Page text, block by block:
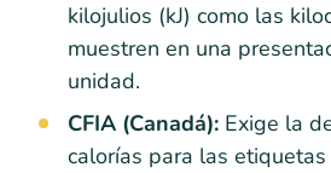
kilojulios (kJ) como las
muestren en una
unidad.
CFIA (Canadá): Exige la
calorías para las